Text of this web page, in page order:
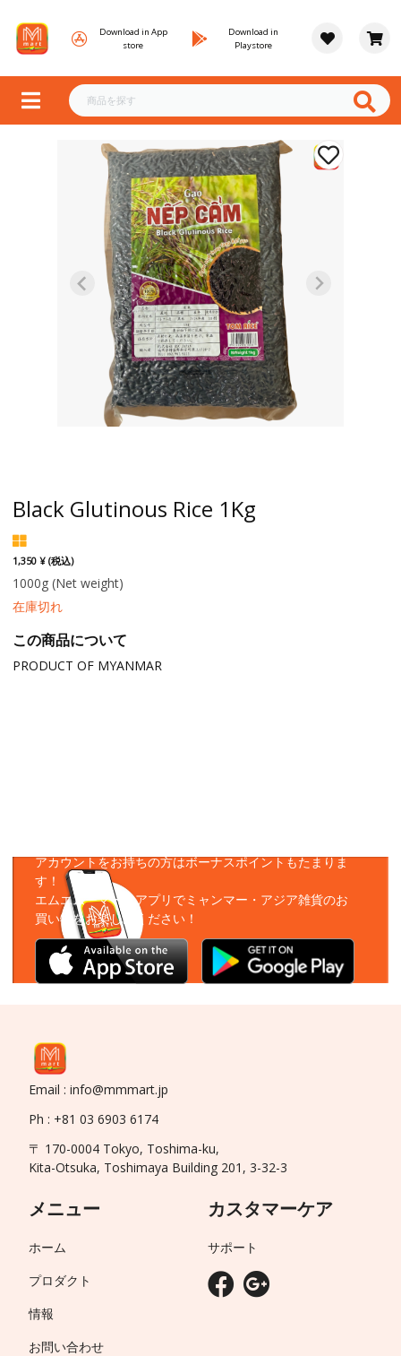
Download in App
store
Download in
Playstore
Black Glutinous Rice 1Kg
1,350 ¥ (税込)
1000g (Net weight)
在庫切れ
この商品について
PRODUCT OF MYANMAR
アカウントをお持ちの方はボーナスポイントもたまりま
す！
エムエムーマートアプリでミャンマー・アジア雑貨のお
買い物をお楽しみください！
Email : info@mmmart.jp
Ph : +81 03 6903 6174
〒 170-0004 Tokyo, Toshima-ku,
Kita-Otsuka, Toshimaya Building 201, 3-32-3
メニュー
ホーム
プロダクト
情報
お問い合わせ
カスタマーケア
サポート